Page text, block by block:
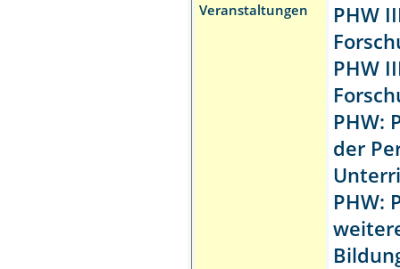
Veranstaltungen
PHW
PHW
PHW:
der
PHW: